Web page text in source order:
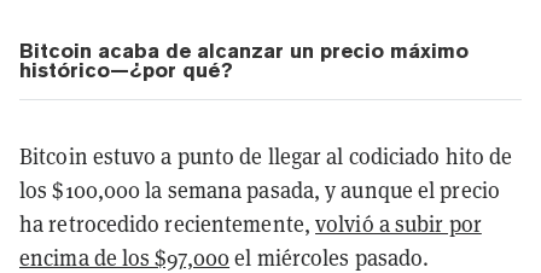
Bitcoin acaba de alcanzar un precio máximo
histórico—¿por qué?
Bitcoin estuvo a punto de llegar al codiciado hito de
los $100,000 la semana pasada, y aunque el precio
ha retrocedido recientemente,volvió a subir por
encima de los $97,000el miércoles pasado.